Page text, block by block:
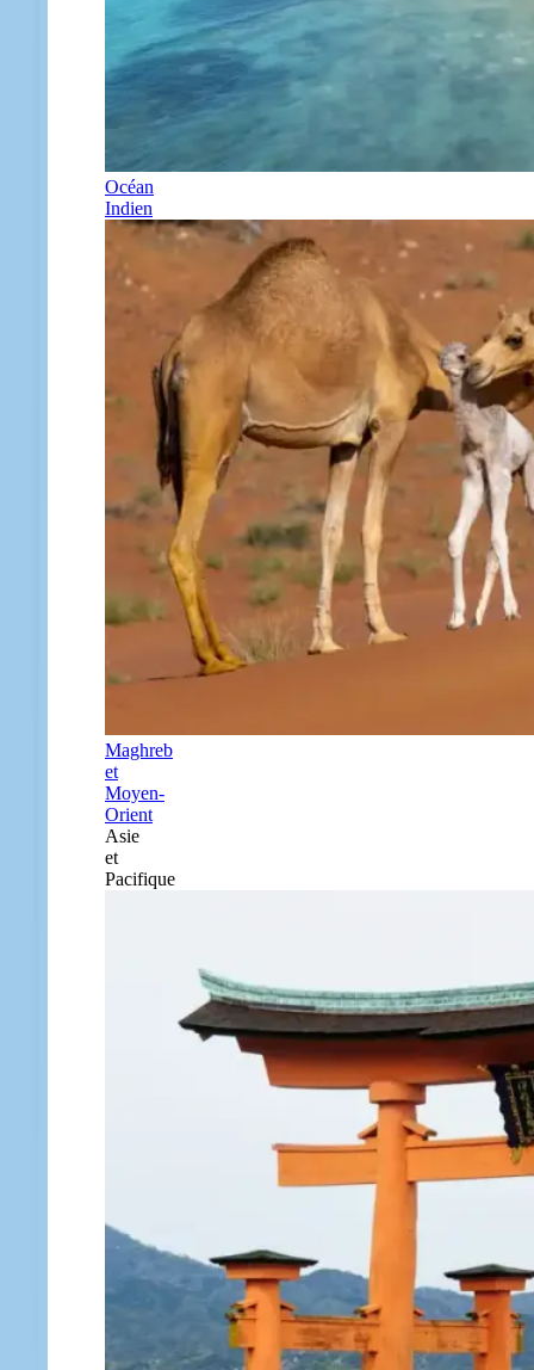
Océan
Indien
Maghreb
et
Moyen-
Orient
Asie
et
Pacifique